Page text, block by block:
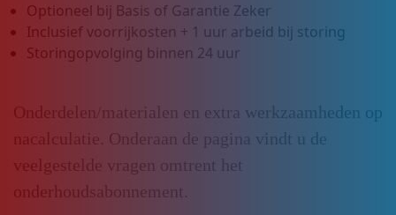
Optioneel bij Basis of Garantie Zeker
Inclusief voorrijkosten + 1 uur arbeid bij storing
Storingopvolging binnen 24 uur
Onderdelen/materialen en extra werkzaamheden op
nacalculatie. Onderaan de pagina vindt u de
veelgestelde vragen omtrent het
onderhoudsabonnement.